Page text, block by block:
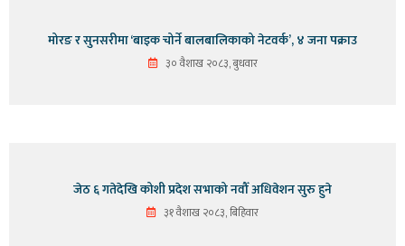
मोरङ र सुनसरीमा ‘बाइक चोर्ने बालबालिकाको नेटवर्क’, ४ जना पक्राउ
३० वैशाख २०८३, बुधवार
जेठ ६ गतेदेखि कोशी प्रदेश सभाको नवौँ अधिवेशन सुरु हुने
३१ वैशाख २०८३, बिहिवार